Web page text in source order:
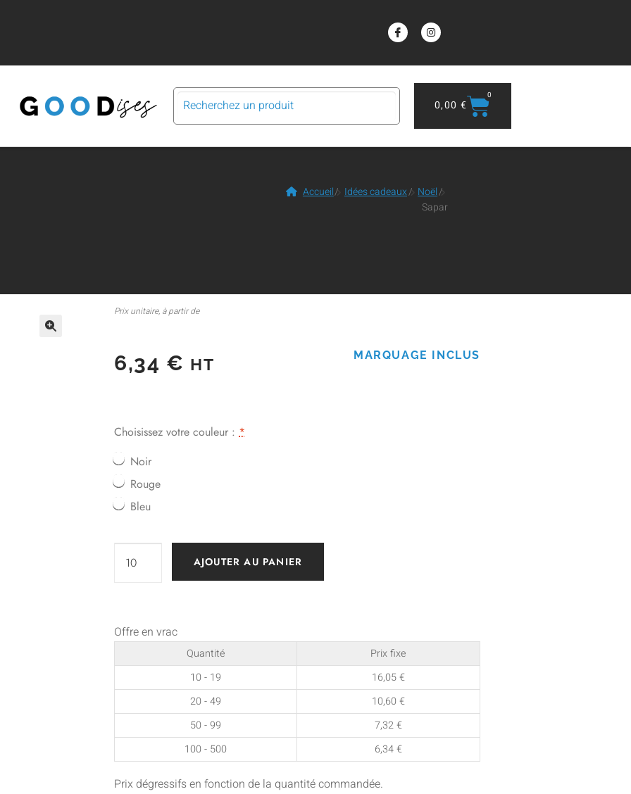
0,00 €
0
Accueil/ Idées cadeaux/ Noël/
Sapar
Prix unitaire, à partir de
6,34 € HT
MARQUAGE INCLUS
Choisissez votre couleur : *
Noir
Rouge
Bleu
AJOUTER AU PANIER
Offre en vrac
Quantité
Prix fixe
10 - 19
16,05€
20 - 49
10,60€
50 - 99
7,32€
100 - 500
6,34€
Prix dégressifs en fonction de la quantité commandée.